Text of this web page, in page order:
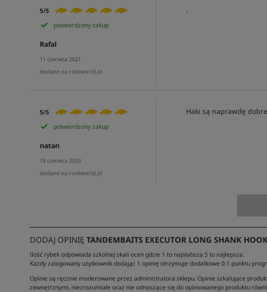
5/5
potwierdzony zakup
Rafal
11 czerwca 2021
dodane na rockworld.pl
.
5/5
potwierdzony zakup
natan
18 czerwca 2020
dodane na rockworld.pl
Haki są naprawdę
DODAJ OPINIĘ TANDEMBAITS EXECUTOR LONG SHANK
Ilość rybek odpowiada szkolnej skali ocen gdzie 1 to najsłabsza 5 to najlepsza.
Każdy zalogowany użytkownik dodając 1 opinię otrzymuje dodatkowe 0.1 punktu
Opinie są ręcznie moderowane przez administratora sklepu. Opinie szkalujące
zewnętrznymi, niezrozumiałe oraz nie odnoszące się do opiniowanego produktu